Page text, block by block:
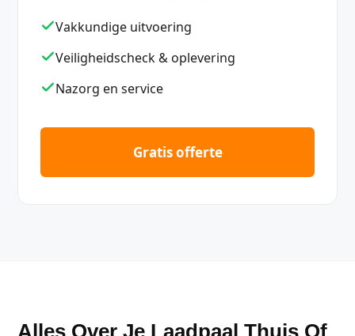
Vakkundige uitvoering
Veiligheidscheck & oplevering
Nazorg en service
Gratis offerte
Alles Over Je Laadpaal Thuis Of